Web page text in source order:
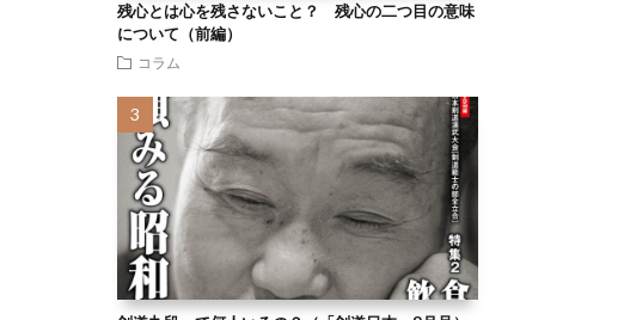
残心とは心を残さないこと？ 残心の二つ目の意味
について（前編）
コラム